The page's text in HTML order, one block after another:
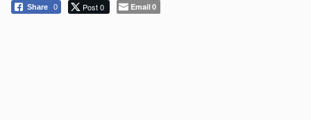
Share 0 Post 0 Email0